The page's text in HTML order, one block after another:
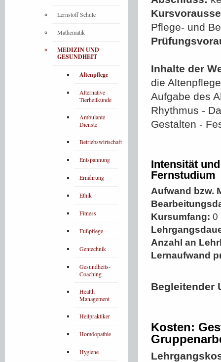
Pflege- und
Inhalte der
die
Aufgabe des
Rhythmus -
Gestalten -
Intensität
Fernstudium
Aufwand bzw.
Kursumfang: 0
Anzahl an
Lernaufwand
Begleitender
Kosten:
Lernstoff Schule
Mathematik
MEDIZIN UND
GESUNDHEIT
Altenpflege
Alternative
Tierheilkunde
Ambulante
Dienste
Betriebswirtschaft
Entspannung
Ernährung
Ethik
Fitness
Fußpflege
Gentechnik
Gesundheits-
Coaching
Health
Management
Heilpraktiker
Homöopathie
Hygiene